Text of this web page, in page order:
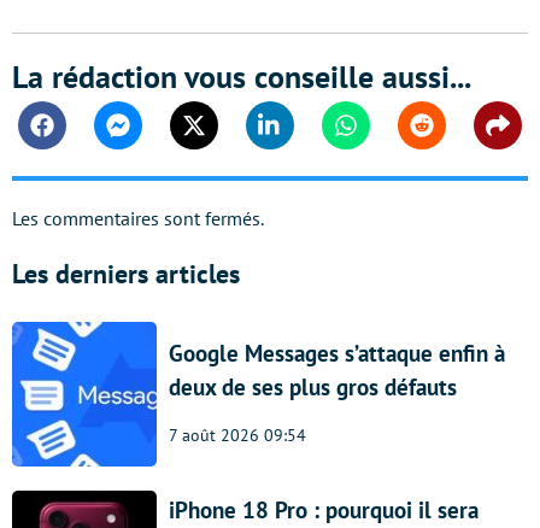
La rédaction vous conseille aussi...
FacebookMessengerTwitter Linkedin WhatsappReddit
Les commentaires sont fermés.
Les derniers articles
Google Messages s’attaque enfin à
deux de ses plus gros défauts
7 août 2026 09:54
iPhone 18 Pro : pourquoi il sera